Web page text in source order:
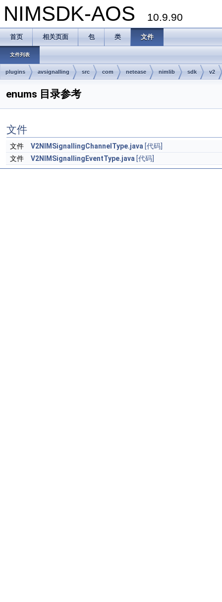
NIMSDK-AOS 10.9.90
首页 相关页面 包 类 文件
文件列表
plugins avsignalling src com netease nimlib sdk v2
enums 目录参考
文件
文件 V2NIMSignallingChannelType.java [代码]
文件
V2NIMSignallingEventType.java [代码]